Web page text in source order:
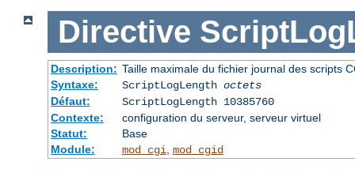
Directive
Description: Taille maximale du fichier journal des scripts
Syntaxe:
ScriptLogLength octets
Défaut:
ScriptLogLength 10385760
Contexte:
configuration du serveur, serveur virtuel
Statut:
Base
Module:
mod_cgi mod_cgid